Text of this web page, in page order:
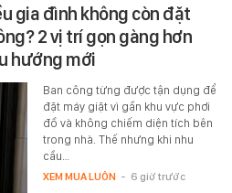
gia đình không còn đặt
2 vị trí gọn gàng hơn
hướng mới
Ban công từng được tận dụng để
đặt máy giặt vì gần khu vực phơi
đồ và không chiếm diện tích bên
trong nhà. Thế nhưng khi nhu
cầu…
XEM MUA LUÔN - 6 giờ trước